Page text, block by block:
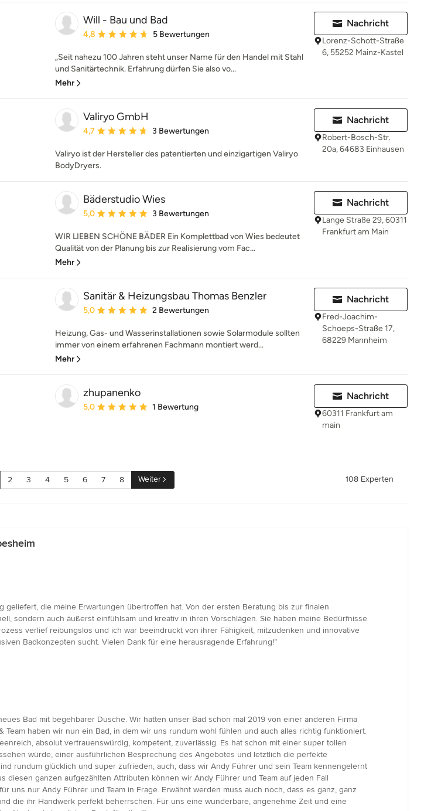
Will - Bau und Bad
Durchschnittliche Bewertung: 4.8 von 5 Sternen
4,8 5 Bewertungen
„Seit nahezu 100 Jahren steht unser Name für den Handel mit Stahl
und Sanitärtechnik. Erfahrung dürfen Sie also vo...
Mehr
Nachricht
Lorenz-Schott-Straße
6, 55252 Mainz-Kastel
Valiryo GmbH
Durchschnittliche Bewertung: 4.7 von 5 Sternen
4,7 3 Bewertungen
Valiryo ist der Hersteller des patentierten und einzigartigen Valiryo
BodyDryers.
Nachricht
Robert-Bosch-Str.
20a, 64683 Einhausen
Bäderstudio Wies
Durchschnittliche Bewertung: 5 von 5 Sternen
5,0 3 Bewertungen
WIR LIEBEN SCHÖNE BÄDER Ein Komplettbad von Wies bedeutet
Qualität von der Planung bis zur Realisierung vom Fac...
Mehr
Nachricht
Lange Straße 29, 60311
Frankfurt am Main
Sanitär & Heizungsbau Thomas Benzler
Durchschnittliche Bewertung: 5 von 5 Sternen
5,0 2 Bewertungen
Heizung, Gas- und Wasserinstallationen sowie Solarmodule sollten
immer von einem erfahrenen Fachmann montiert werd...
Mehr
Nachricht
Fred-Joachim-
Schoeps-Straße 17,
68229 Mannheim
zhupanenko
Durchschnittliche Bewertung: 5 von 5 Sternen
5,0 1 Bewertung
Nachricht
60311 Frankfurt am
main
2 3 4 5 6 7 8 Weiter 108 Experten
geliefert, die meine Erwartungen übertroffen hat. Von der ersten Beratung bis zur finalen
sondern auch äußerst einfühlsam und kreativ in ihren Vorschlägen. Sie haben meine Bedürfnisse
verlief reibungslos und ich war beeindruckt von ihrer Fähigkeit, mitzudenken und innovative
Badkonzepten sucht. Vielen Dank für eine herausragende Erfahrung!”
Bad mit begehbarer Dusche. Wir hatten unser Bad schon mal 2019 von einer anderen Firma
haben wir nun ein Bad, in dem wir uns rundum wohl fühlen und auch alles richtig funktioniert.
absolut vertrauenswürdig, kompetent, zuverlässig. Es hat schon mit einer super tollen
würde, einer ausführlichen Besprechung des Angebotes und letztlich die perfekte
rundum glücklich und super zufrieden, auch, dass wir Andy Führer und sein Team kennengelernt
ganzen aufgezählten Attributen können wir Andy Führer und Team auf jeden Fall
uns nur Andy Führer und Team in Frage. Erwähnt werden muss auch noch, dass es ganz, ganz
die ihr Handwerk perfekt beherrschen. Für uns eine wunderbare, angenehme Zeit und eine